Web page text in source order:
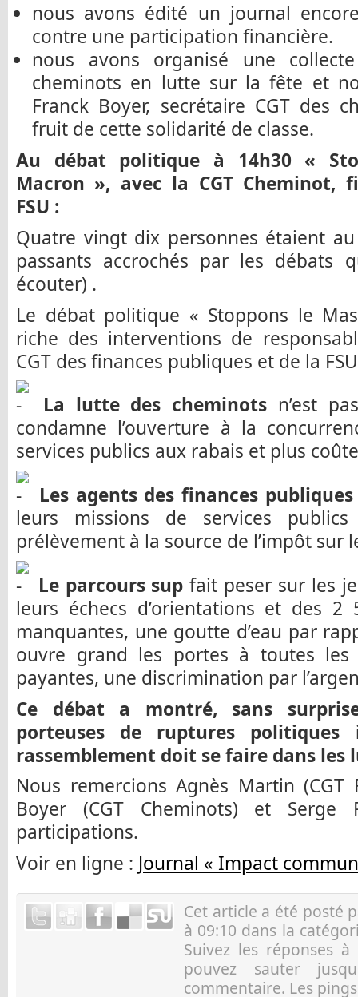
nous avons édité un journal
contre une participation financière.
nous avons organisé une
cheminots en lutte sur la fête et
Franck Boyer, secrétaire CGT des
fruit de cette solidarité de classe.
Au débat politique à 14h30 «
Macron », avec la CGT Cheminot,
FSU :
Quatre vingt dix personnes étaient
passants accrochés par les débats
écouter) .
Le débat politique « Stoppons le
riche des interventions de
CGT des finances publiques et de la
La lutte des cheminots n’est
condamne l’ouverture à la
services publics aux rabais et plus
Les agents des finances
leurs missions de services
prélèvement à la source de l’impôt sur
Le parcours sup fait peser sur les
leurs échecs d’orientations et des 2
manquantes, une goutte d’eau par
ouvre grand les portes à toutes les
payantes, une discrimination par
Ce débat a montré, sans
porteuses de ruptures
rassemblement doit se faire dans les
Nous remercions Agnès Martin (CGT
Boyer (CGT Cheminots) et Serge
participations.
Voir en ligne : Journal « Impact
Cet article a été posté
à 09:10 dans la
Suivez les réponses
pouvez sauter
commentaire. Les